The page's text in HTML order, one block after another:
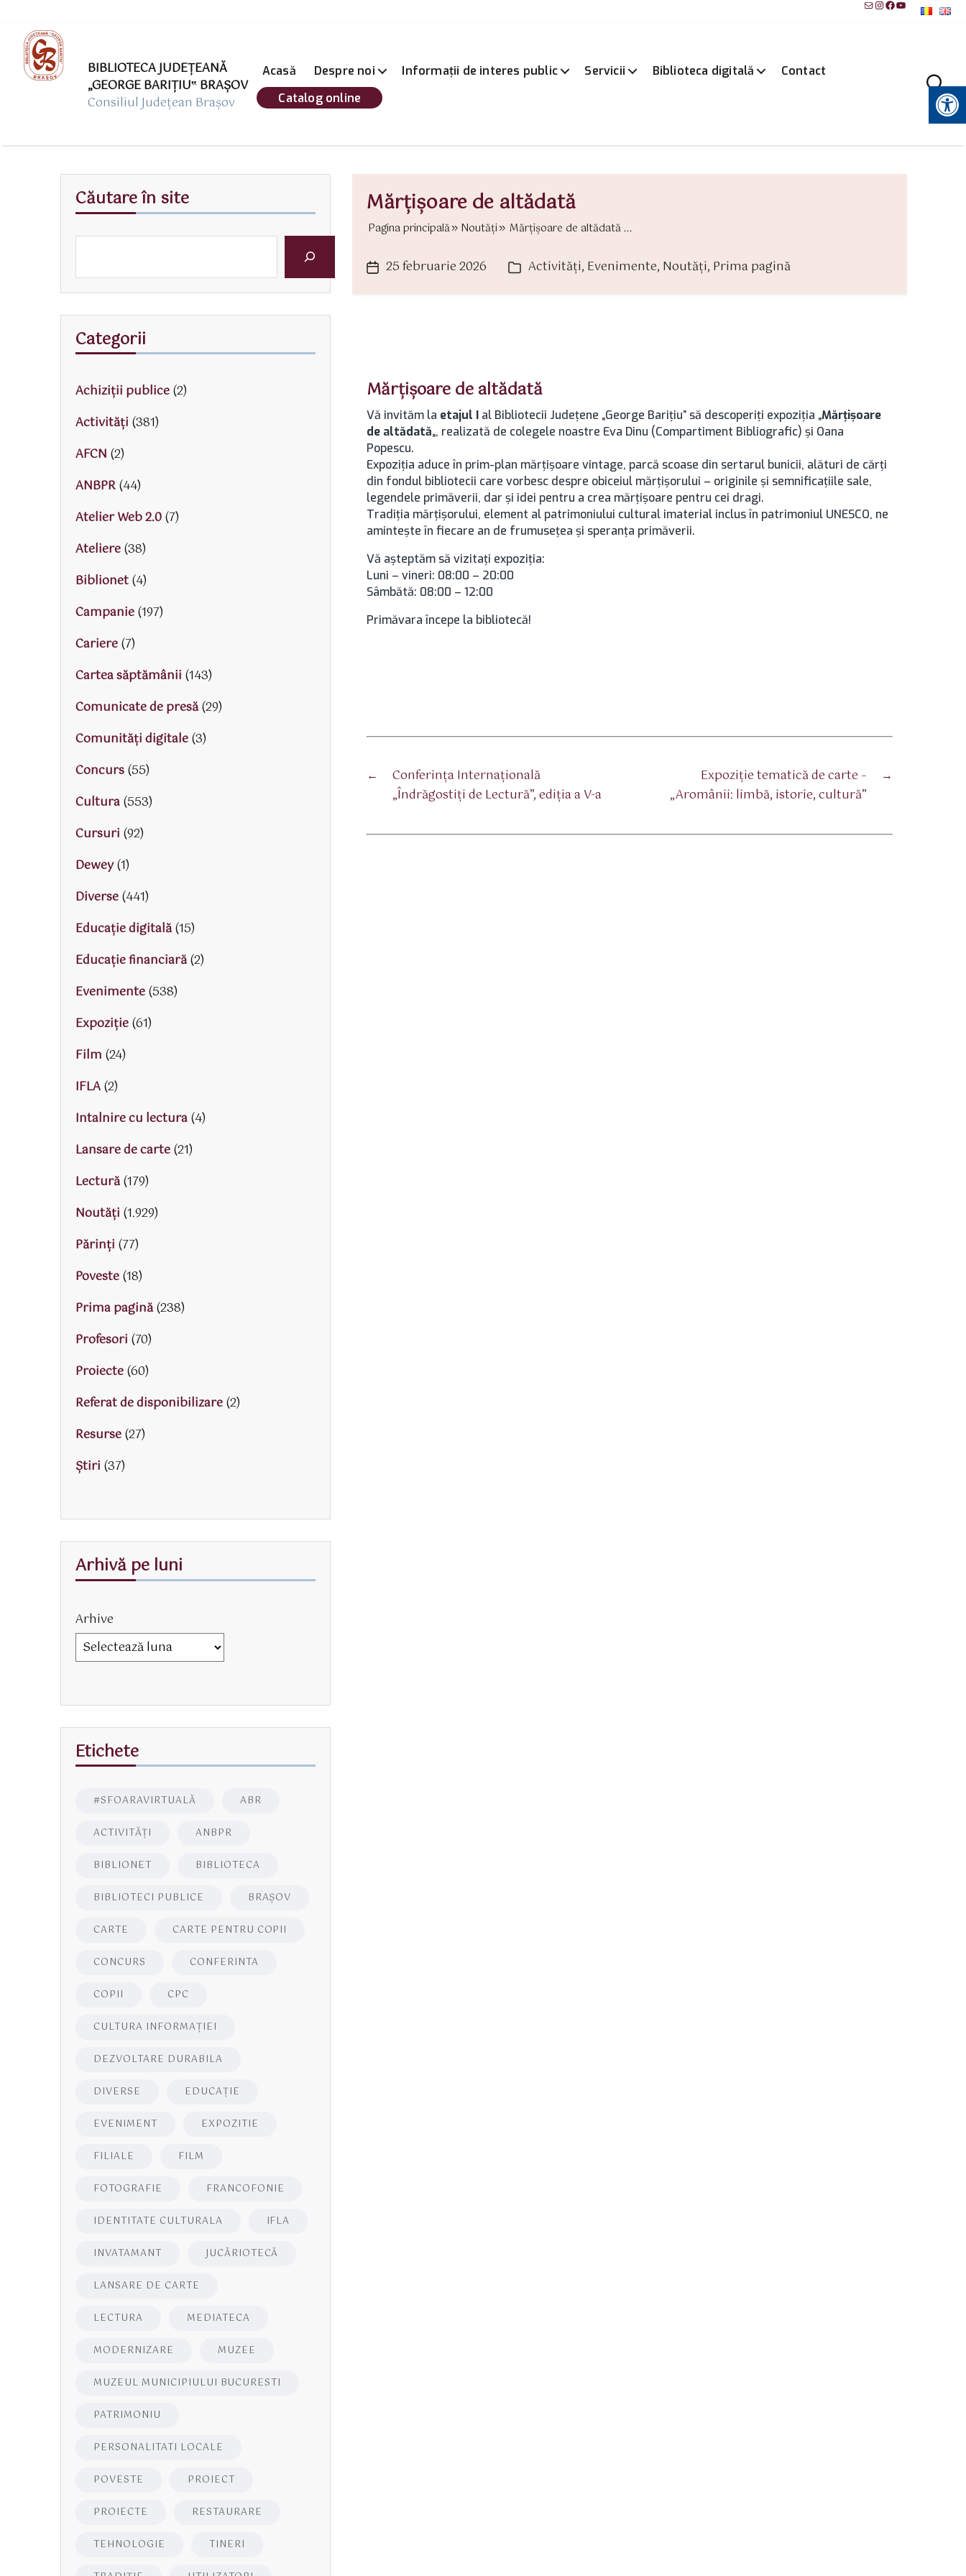
MailInstagram
Facebook
YouTube
BIBLIOTECA JUDEȚEANĂ
„GEORGE BARIŢIU‟ BRAŞOV
Consiliul Județean Brașov
Acasă Despre noi Informații de interes public Servicii Biblioteca digitală
Contact
Catalog online
Instrumente pentru accesibilitate
Mărțișoare de altădată
Pagina principală Noutăți Mărțișoare de altădată ...
Dată25 februarie 2026 Categorii
Activităţi, Evenimente, Noutăți, Prima pagină
Mărțișoare de altădată
Vă invităm la etajul I al Bibliotecii Județene „George Barițiu” să descoperiți expoziția „Mărțișoare
de altădată„, realizată de colegele noastre Eva Dinu (Compartiment Bibliografic) și Oana
Popescu.
Expoziția aduce în prim-plan mărțișoare vintage, parcă scoase din sertarul bunicii, alături de cărți
din fondul bibliotecii care vorbesc despre obiceiul mărțișorului – originile și semnificațiile sale,
legendele primăverii, dar și idei pentru a crea mărțișoare pentru cei dragi.
Tradiția mărțișorului, element al patrimoniului cultural imaterial inclus în patrimoniul UNESCO, ne
amintește în fiecare an de frumusețea și speranța primăverii.
Vă așteptăm să vizitați expoziția:
Luni – vineri: 08:00 – 20:00
Sâmbătă: 08:00 – 12:00
Primăvara începe la bibliotecă!
←
Conferința Internațională
„Îndrăgostiți de Lectură”, ediția a V-a
→
Expoziție tematică de carte –
„Aromânii: limbă, istorie, cultură”
Căutare în site
Categorii
Achiziții publice(2)
Activităţi (381)
AFCN (2)
ANBPR(44)
Atelier Web 2.0(7)
Ateliere(38)
Biblionet(4)
Campanie(197)
Cariere(7)
Cartea săptămânii (143)
Comunicate de presă(29)
Comunități digitale(3)
Concurs(55)
Cultura(553)
Cursuri (92)
Dewey(1)
Diverse(441)
Educaţie digitală(15)
Educaţie financiară(2)
Evenimente(538)
Expoziție(61)
Film (24)
IFLA(2)
Intalnire cu lectura(4)
Lansare de carte(21)
Lectură(179)
Noutăți (1.929)
Părinţi (77)
Poveste(18)
Prima pagină(238)
Profesori (70)
Proiecte(60)
Referat de disponibilizare(2)
Resurse(27)
Știri (37)
Arhivă pe luni
Arhive
Etichete
#SFOARAVIRTUALĂ ABR
ACTIVITĂŢI ANBPR
BIBLIONET BIBLIOTECA
BIBLIOTECI PUBLICE BRAŞOV
CARTE CARTE PENTRU COPII
CONCURS CONFERINTA
COPII CPC
CULTURA INFORMAŢIEI
DEZVOLTARE DURABILA
DIVERSE EDUCAŢIE
EVENIMENT EXPOZITIE
FILIALE FILM
FOTOGRAFIE FRANCOFONIE
IDENTITATE CULTURALA IFLA
INVATAMANT JUCĂRIOTECĂ
LANSARE DE CARTE
LECTURA MEDIATECA
MODERNIZARE MUZEE
MUZEUL MUNICIPIULUI BUCURESTI
PATRIMONIU
PERSONALITATI LOCALE
POVESTE PROIECT
PROIECTE RESTAURARE
TEHNOLOGIE TINERI